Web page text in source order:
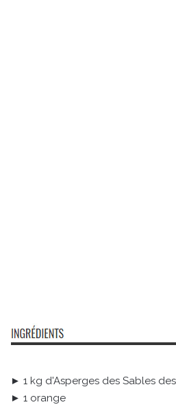
► 1 kg d'Asperges des Sables
► 1 orange